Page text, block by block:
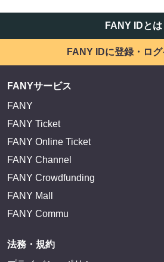
FANY IDとは
FANY IDに登録・ロ
FANYサービス
FANY
FANY Ticket
FANY Online Ticket
FANY Channel
FANY Crowdfunding
FANY Mall
FANY Commu
法務・規約